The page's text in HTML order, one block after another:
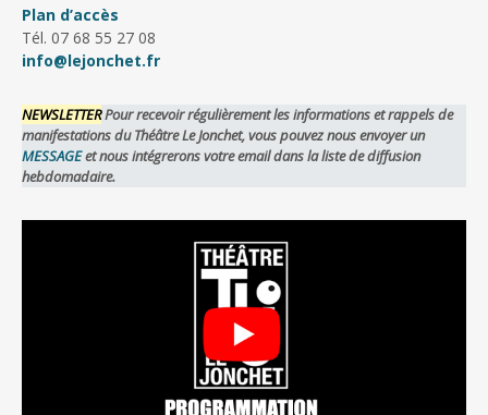
Plan d’accès
Tél. 07 68 55 27 08
info@lejonchet.fr
NEWSLETTERPour recevoir régulièrement les informations et rappels de
manifestations du Théâtre Le Jonchet, vous pouvez nous envoyer un
MESSAGEet nous intégrerons votre email dans la liste de diffusion
hebdomadaire.